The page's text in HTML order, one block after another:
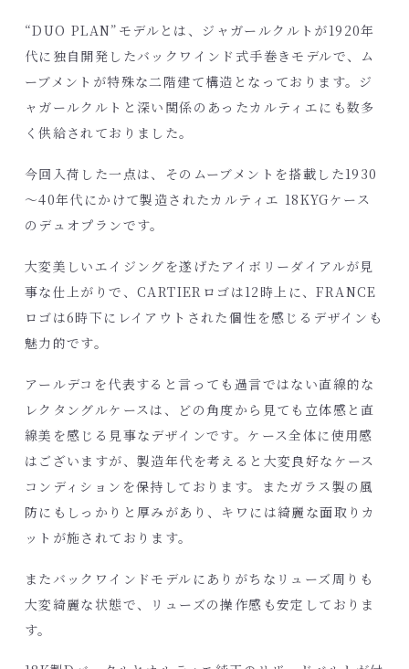
“DUO PLAN”モデルとは、ジャガールクルトが1920年
代に独自開発したバックワインド式手巻きモデルで、ム
ーブメントが特殊な二階建て構造となっております。ジ
ャガールクルトと深い関係のあったカルティエにも数多
く供給されておりました。
今回入荷した一点は、そのムーブメントを搭載した1930
～40年代にかけて製造されたカルティエ 18KYGケース
のデュオプランです。
大変美しいエイジングを遂げたアイボリーダイアルが見
事な仕上がりで、CARTIERロゴは12時上に、FRANCE
ロゴは6時下にレイアウトされた個性を感じるデザインも
魅力的です。
アールデコを代表すると言っても過言ではない直線的な
レクタングルケースは、どの角度から見ても立体感と直
線美を感じる見事なデザインです。ケース全体に使用感
はございますが、製造年代を考えると大変良好なケース
コンディションを保持しております。またガラス製の風
防にもしっかりと厚みがあり、キワには綺麗な面取りカ
ットが施されております。
またバックワインドモデルにありがちなリューズ周りも
大変綺麗な状態で、リューズの操作感も安定しておりま
す。